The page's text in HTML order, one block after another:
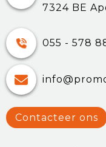
7324 BE
055 - 578
Contacteer ons